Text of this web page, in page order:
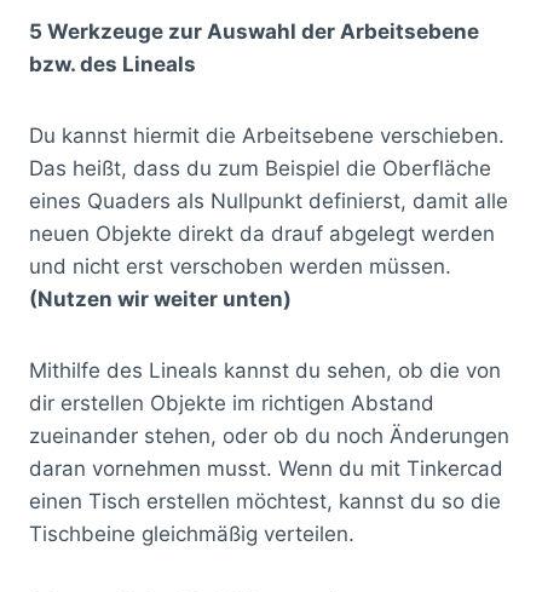
5 Werkzeuge zur Auswahl der Arbeitsebene
bzw. des Lineals
Du kannst hiermit die Arbeitsebene verschieben.
Das heißt, dass du zum Beispiel die Oberfläche
eines Quaders als Nullpunkt definierst, damit alle
neuen Objekte direkt da drauf abgelegt werden
und nicht erst verschoben werden müssen.
(Nutzen wir weiter unten)
Mithilfe des Lineals kannst du sehen, ob die von
dir erstellen Objekte im richtigen Abstand
zueinander stehen, oder ob du noch Änderungen
daran vornehmen musst. Wenn du mit Tinkercad
einen Tisch erstellen möchtest, kannst du so die
Tischbeine gleichmäßig verteilen.